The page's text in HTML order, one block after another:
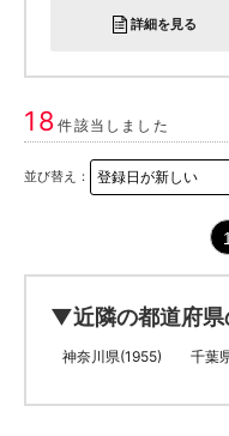
詳細を見る
18件該当しました
並び替え：
1
▼近隣の都道府県
神奈川県(1955) 千葉